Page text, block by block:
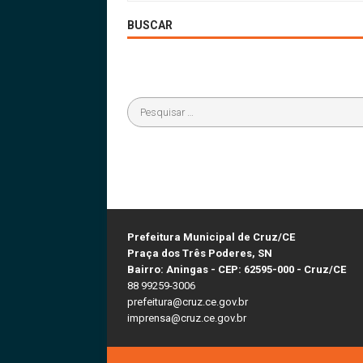
BUSCAR
Prefeitura Municipal de Cruz/CE
Praça dos Três Poderes, SN
Bairro: Aningas - CEP: 62595-000 - Cruz/CE
88 99259-3006
prefeitura@cruz.ce.gov.br
imprensa@cruz.ce.gov.br